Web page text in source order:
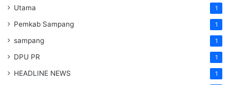
Utama 1
Pemkab Sampang 1
sampang 1
DPU PR 1
HEADLINE NEWS 1